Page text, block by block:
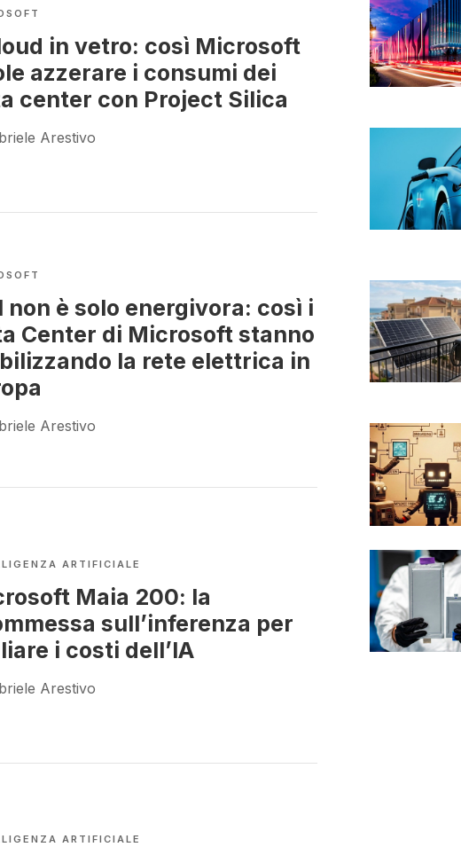
in vetro: così Microsoft
azzerare i consumi dei
center con Project Silica
Arestivo
non è solo energivora: così i
Center di Microsoft stanno
la rete elettrica in
Arestivo
ARTIFICIALE
Maia 200: la
sull’inferenza per
i costi dell’IA
Arestivo
ARTIFICIALE